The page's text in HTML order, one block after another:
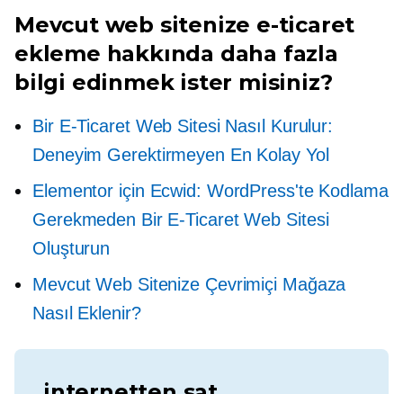
Mevcut web sitenize e-ticaret
ekleme hakkında daha fazla
bilgi edinmek ister misiniz?
Bir E-Ticaret Web Sitesi Nasıl Kurulur:
Deneyim Gerektirmeyen En Kolay Yol
Elementor için Ecwid: WordPress'te Kodlama
Gerekmeden Bir E-Ticaret Web Sitesi
Oluşturun
Mevcut Web Sitenize Çevrimiçi Mağaza
Nasıl Eklenir?